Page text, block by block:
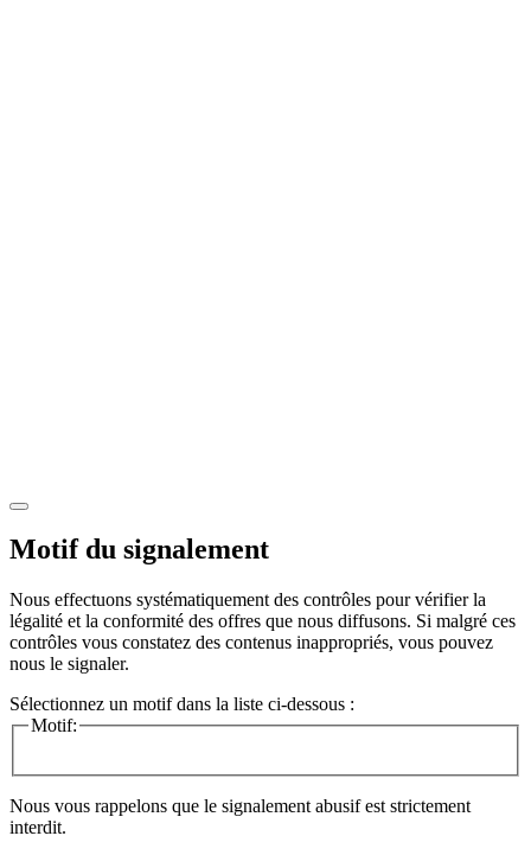
Motif du signalement
Nous effectuons systématiquement des contrôles pour vérifier la
légalité et la conformité des offres que nous diffusons. Si malgré ces
contrôles vous constatez des contenus inappropriés, vous pouvez
nous le signaler.
Sélectionnez un motif dans la liste ci-dessous :
Motif:
Nous vous rappelons que le signalement abusif est strictement
interdit.